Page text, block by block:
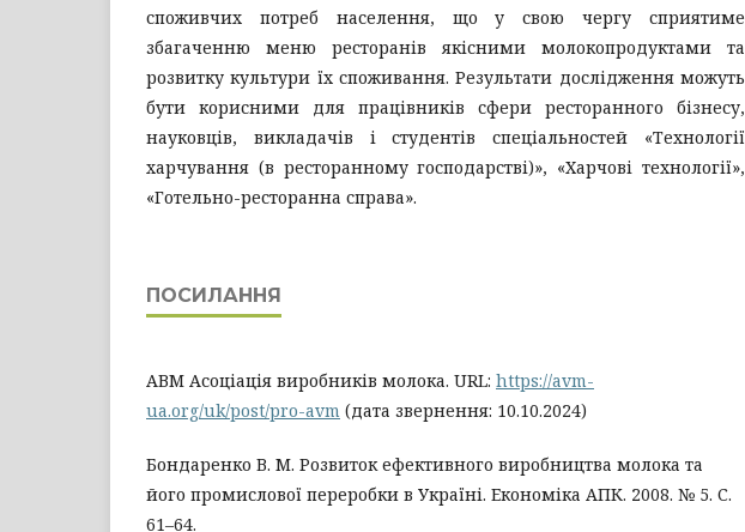
споживчих потреб населення, що у свою чергу сприятиме
збагаченню меню ресторанів якісними молокопродуктами та
розвитку культури їх споживання. Результати дослідження можуть
бути корисними для працівників сфери ресторанного бізнесу,
науковців, викладачів і студентів спеціальностей «Технології
харчування (в ресторанному господарстві)», «Харчові технології»,
«Готельно-ресторанна справа».
ПОСИЛАННЯ
АВМ Асоціація виробників молока. URL: https://avm-
ua.org/uk/post/pro-avm (дата звернення: 10.10.2024)
Бондаренко В. М. Розвиток ефективного виробництва молока та
його промислової переробки в Україні. Економіка АПК. 2008. № 5. С.
61–64.